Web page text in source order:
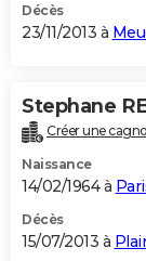
Décès
23/11/2013 à
Stephane
Créer une
Naissance
14/02/1964 à
Décès
15/07/2013 à